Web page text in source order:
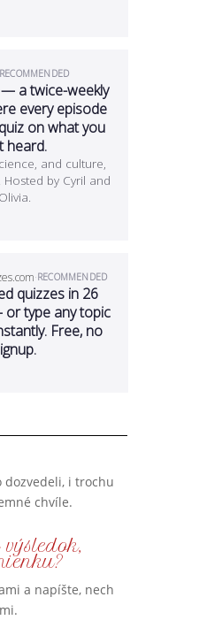
dozvedeli, i trochu
chvíle.
a napíšte, nech